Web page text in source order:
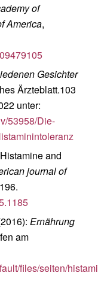
of
America,
Gesichter
Ärzteblatt.103
unter:
53958/Die-
and
journal of
Ernährung
am
files/seiten/